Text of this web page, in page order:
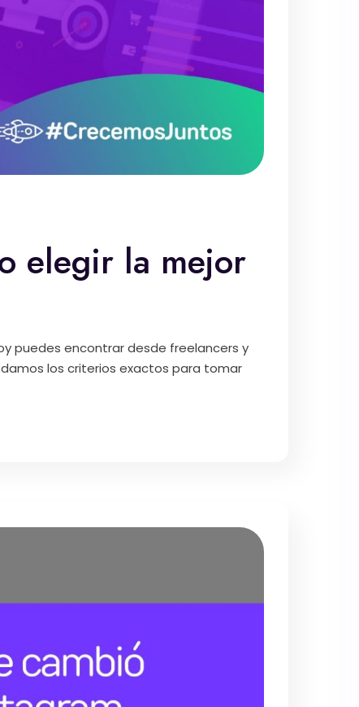
elegir la mejor
puedes encontrar desde freelancers y
los criterios exactos para tomar